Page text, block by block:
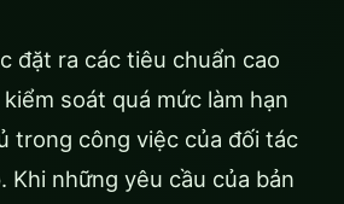
đặt ra các tiêu chuẩn cao
soát quá mức làm hạn
trong công việc của đối tác
Khi những yêu cầu của bản